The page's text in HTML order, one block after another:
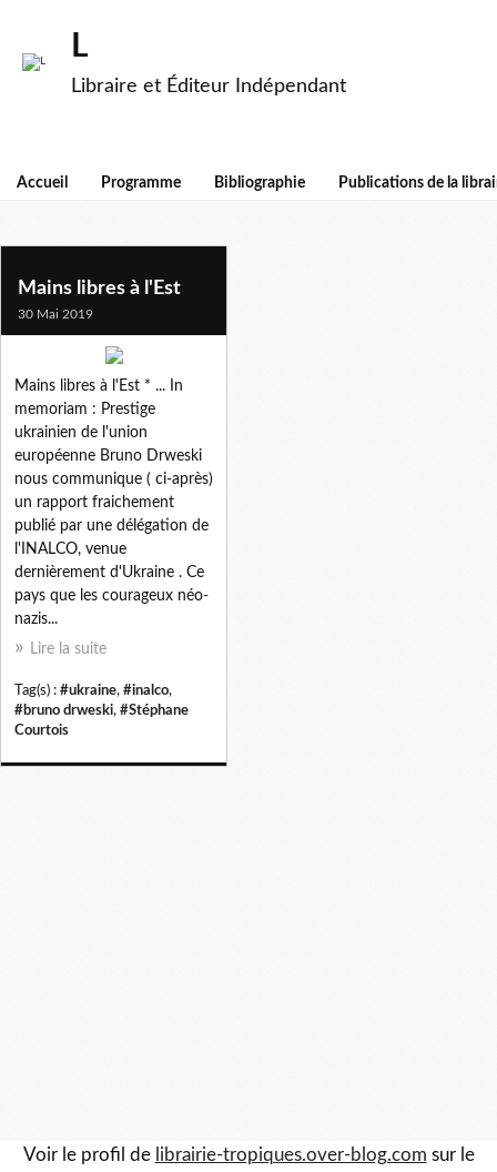
L
Libraire et Éditeur Indépendant
Accueil Programme Bibliographie Publications de la
inalco
Mains libres à l'Est
30 Mai 2019
Mains libres à l'Est * ... In
memoriam : Prestige
ukrainien de l'union
européenne Bruno Drweski
nous communique ( ci-après)
un rapport fraichement
publié par une délégation de
l'INALCO, venue
dernièrement d'Ukraine . Ce
pays que les courageux néo-
nazis...
Lire la suite
Tag(s) : #ukraine, #inalco,
#bruno drweski, #Stéphane
Courtois
Voir le profil de librairie-tropiques.over-blog.com sur le